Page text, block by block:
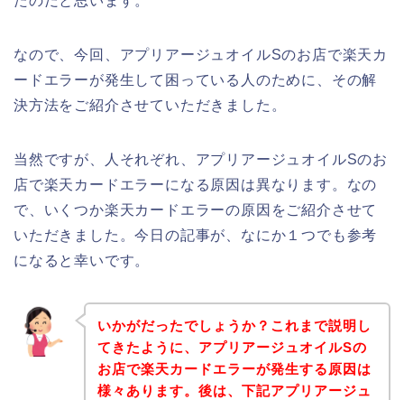
なので、今回、アプリアージュオイルSのお店で楽天カ
ードエラーが発生して困っている人のために、その解
決方法をご紹介させていただきました。
当然ですが、人それぞれ、アプリアージュオイルSのお
店で楽天カードエラーになる原因は異なります。なの
で、いくつか楽天カードエラーの原因をご紹介させて
いただきました。今日の記事が、なにか１つでも参考
になると幸いです。
いかがだったでしょうか？これまで説明し
てきたように、アプリアージュオイルSの
お店で楽天カードエラーが発生する原因は
様々あります。後は、下記アプリアージュ